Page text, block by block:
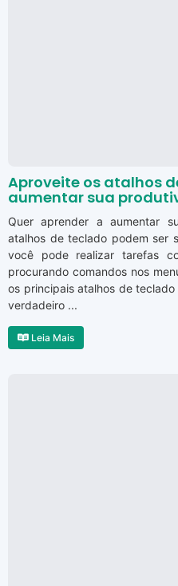
Aproveite os atalhos
aumentar sua
Quer aprender a aumentar
atalhos de teclado podem ser
você pode realizar tarefas
procurando comandos nos
os principais atalhos de
verdadeiro ...
Leia Mais